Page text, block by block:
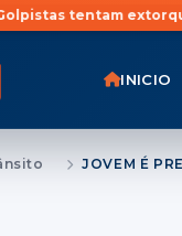
extorquir produtor
INICIO